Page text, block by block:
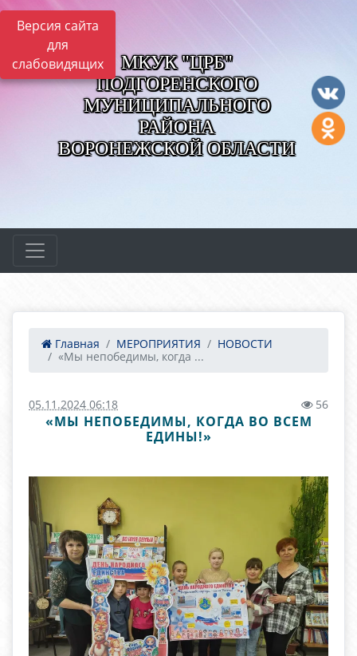
Версия сайта
для
слабовидящих
МКУК "ЦРБ"
ПОДГОРЕНСКОГО
МУНИЦИПАЛЬНОГО
РАЙОНА
ВОРОНЕЖСКОЙ ОБЛАСТИ
Главная МЕРОПРИЯТИЯ
НОВОСТИ
«Мы непобедимы, когда ...
05.11.2024 06:18 56
«МЫ НЕПОБЕДИМЫ, КОГДА ВО ВСЕМ
ЕДИНЫ!»